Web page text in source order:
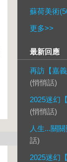
蘇荷美術
更多>>
最新回應
再訪【嘉
(悄悄話)
2025迷幻
(悄悄話)
人生...關
話)
2025迷幻